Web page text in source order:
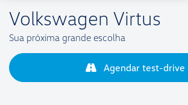
Volkswagen Virtus
Sua próxima grande escolha
Agendar test-drive